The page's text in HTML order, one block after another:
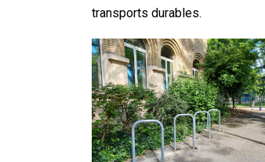
transports durables.